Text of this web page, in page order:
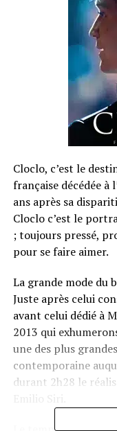
Cloclo, c’est le
française décédée à
ans après sa
Cloclo c’est le
; toujours pressé,
pour se faire aimer.
La grande mode du
Juste après celui
avant celui dédié à
2013 qui
une des plus
contemporaine
durant 2h28 le